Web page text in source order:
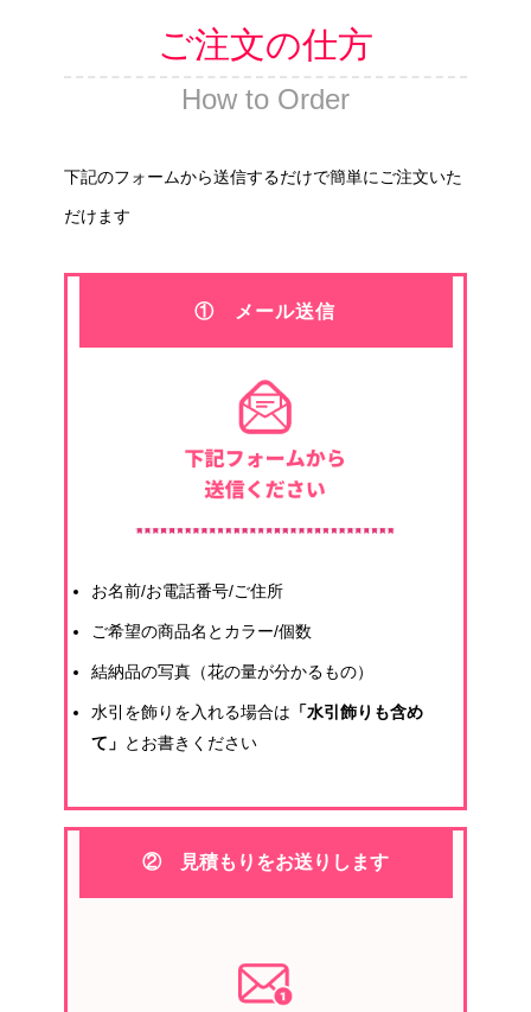
ご注文の仕方
How to Order
下記のフォームから送信するだけで簡単にご注文いた
だけます
① メール送信
お名前/お電話番号/ご住所
ご希望の商品名とカラー/個数
結納品の写真（花の量が分かるもの）
水引を飾りを入れる場合は 「水引飾りも含め
て」 とお書きください
② 見積もりをお送りします